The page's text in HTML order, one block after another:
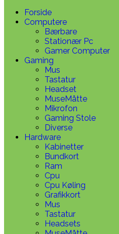
Forside
Computere
Bærbare
Stationær Pc
Gamer Computer
Gaming
Mus
Tastatur
Headset
MuseMåtte
Mikrofon
Gaming Stole
Diverse
Hardware
Kabinetter
Bundkort
Ram
Cpu
Cpu Køling
Grafikkort
Mus
Tastatur
Headsets